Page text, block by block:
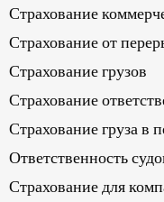
Страхование
Страхование от
Страхование грузов
Страхование
Страхование груза в
Ответственность
Страхование для